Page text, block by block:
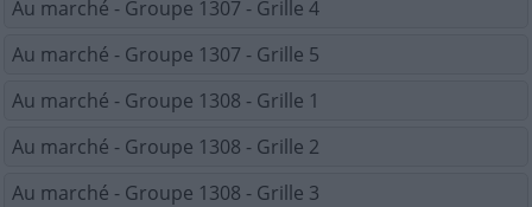
Au marché - Groupe 1307 - Grille 4
Au marché - Groupe 1307 - Grille 5
Au marché - Groupe 1308 - Grille 1
Au marché - Groupe 1308 - Grille 2
Au marché - Groupe 1308 - Grille 3